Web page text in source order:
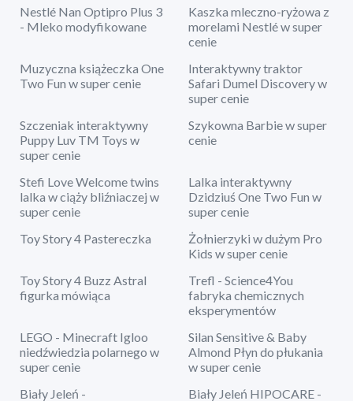
Nestlé Nan Optipro Plus 3
- Mleko modyfikowane
Kaszka mleczno-ryżowa z
morelami Nestlé w super
cenie
Muzyczna książeczka One
Two Fun w super cenie
Interaktywny traktor
Safari Dumel Discovery w
super cenie
Szczeniak interaktywny
Puppy Luv TM Toys w
super cenie
Szykowna Barbie w super
cenie
Stefi Love Welcome twins
lalka w ciąży bliźniaczej w
super cenie
Lalka interaktywny
Dzidziuś One Two Fun w
super cenie
Toy Story 4 Pastereczka
Żołnierzyki w dużym Pro
Kids w super cenie
Toy Story 4 Buzz Astral
figurka mówiąca
Trefl - Science4You
fabryka chemicznych
eksperymentów
LEGO - Minecraft Igloo
niedźwiedzia polarnego w
super cenie
Silan Sensitive & Baby
Almond Płyn do płukania
w super cenie
Biały Jeleń -
Biały Jeleń HIPOCARE -